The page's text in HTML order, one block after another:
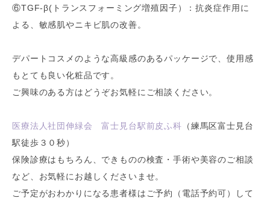
⑥TGF-β(トランスフォーミング増殖因子）：抗炎症作用に
よる、敏感肌やニキビ肌の改善。
デパートコスメのような高級感のあるパッケージで、使用感
もとても良い化粧品です。
ご興味のある方はどうぞお気軽にご相談ください。
医療法人社団伸緑会 富士見台駅前皮ふ科 （練馬区富士見台
駅徒歩３０秒）
保険診療はもちろん、できものの検査・手術や美容のご相談
など、お気軽にお越しくださいませ。
ご予定がおわかりになる患者様はご予約（電話予約可）して